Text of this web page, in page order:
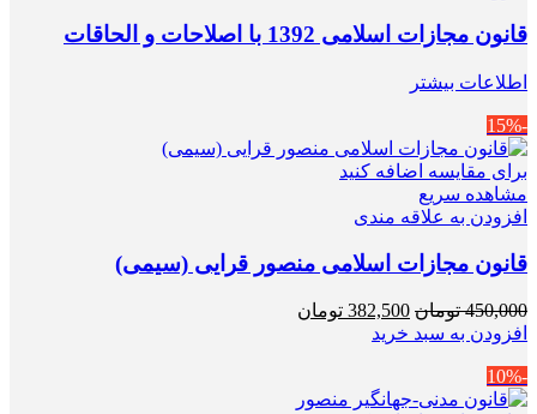
قانون مجازات اسلامی 1392 با اصلاحات و الحاقات
اطلاعات بیشتر
-15%
برای مقایسه اضافه کنید
مشاهده سریع
افزودن به علاقه مندی
قانون مجازات اسلامی منصور قرایی (سیمی)
450,000 تومان قیمت
اصلی
382,500 تومان
افزودن به سبد خرید
-10%